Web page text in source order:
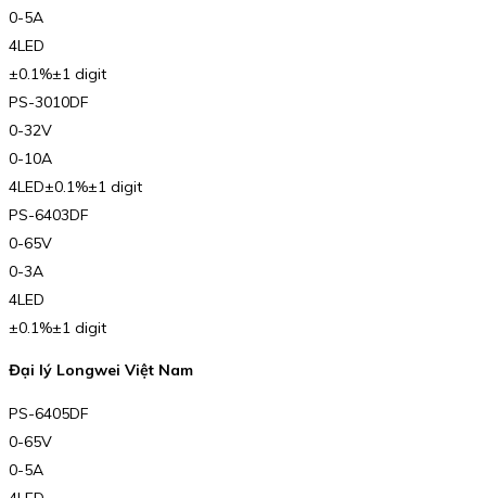
0-5A
4LED
±0.1%±1 digit
PS-3010DF
0-32V
0-10A
4LED±0.1%±1 digit
PS-6403DF
0-65V
0-3A
4LED
±0.1%±1 digit
Đại lý Longwei Việt Nam
PS-6405DF
0-65V
0-5A